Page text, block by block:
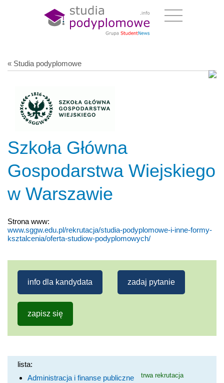
« Studia podyplomowe
Szkoła Główna
Gospodarstwa Wiejskiego
w Warszawie
Strona www:
www.sggw.edu.pl/rekrutacja/studia-podyplomowe-i-inne-formy-
ksztalcenia/oferta-studiow-podyplomowych/
info dla kandydata zadaj pytanie
zapisz się
lista:
Administracja i finanse publiczne
trwa rekrutacja